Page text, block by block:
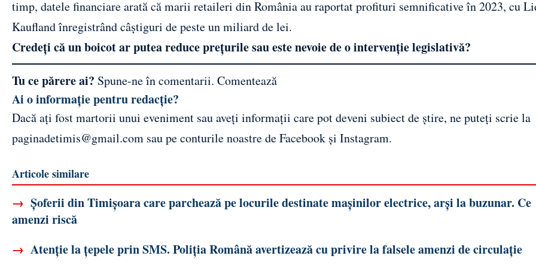
timp, datele financiare arată că marii retaileri din România au raportat profituri semnificative în 2023, cu
Kaufland înregistrând câștiguri de peste un miliard de lei.
Credeți că un boicot ar putea reduce prețurile sau este nevoie de o intervenție legislativă?
Tu ce părere ai? Spune-ne în comentarii. Comentează
Ai o informație pentru redacție?
Dacă ați fost martorii unui eveniment sau aveți informații care pot deveni subiect de știre, ne puteți scrie la
paginadetimis@gmail.com sau pe conturile noastre deFacebook și Instagram.
Articole similare
→ Șoferii din Timișoara care parchează pe locurile destinate mașinilor electrice, arși la buzunar. Ce
amenzi riscă
→ Atenție la țepele prin SMS. Poliția Română avertizează cu privire la falsele amenzi de circulație